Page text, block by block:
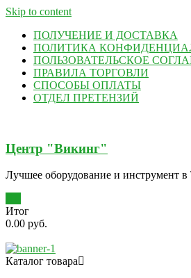
Skip to content
ПОЛУЧЕНИЕ И ДОСТАВКА
ПОЛИТИКА
ПОЛЬЗОВАТЕЛЬСКОЕ
ПРАВИЛА ТОРГОВЛИ
СПОСОБЫ ОПЛАТЫ
ОТДЕЛ ПРЕТЕНЗИЙ
Центр "Викинг"
Лучшее оборудование и инструмент в
Итог
0.00 руб.
Каталог товара